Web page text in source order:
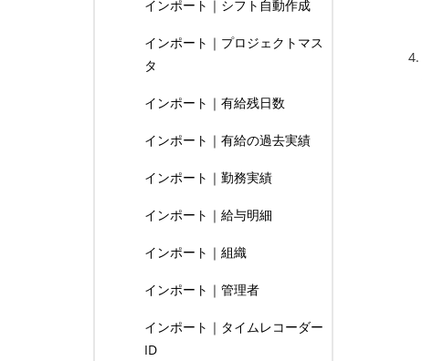
インポート｜シフト自動作成
インポート｜プロジェクトマス
タ
インポート｜有給残日数
インポート｜有給の過去実績
インポート｜勤務実績
インポート｜給与明細
インポート｜組織
インポート｜管理者
インポート｜タイムレコーダー
ID